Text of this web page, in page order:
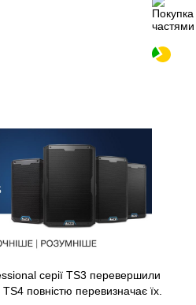
серії TS3 перевершили
повністю перевизначає їх.